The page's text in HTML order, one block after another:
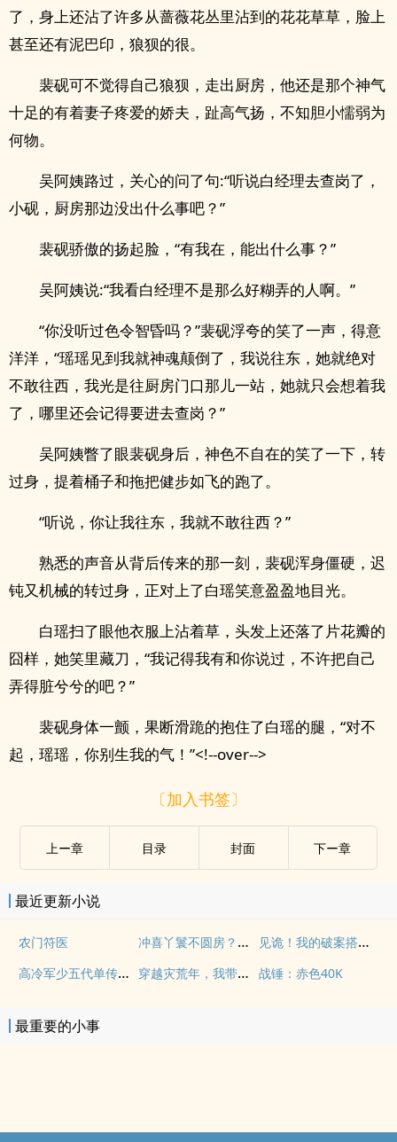
了，身上还沾了许多从蔷薇花丛里沾到的花花草草，脸上
甚至还有泥巴印，狼狈的很。
裴砚可不觉得自己狼狈，走出厨房，他还是那个神气
十足的有着妻子疼爱的娇夫，趾高气扬，不知胆小懦弱为
何物。
吴阿姨路过，关心的问了句:“听说白经理去查岗了，
小砚，厨房那边没出什么事吧？”
裴砚骄傲的扬起脸，“有我在，能出什么事？”
吴阿姨说:“我看白经理不是那么好糊弄的人啊。”
“你没听过色令智昏吗？”裴砚浮夸的笑了一声，得意
洋洋，“瑶瑶见到我就神魂颠倒了，我说往东，她就绝对
不敢往西，我光是往厨房门口那儿一站，她就只会想着我
了，哪里还会记得要进去查岗？”
吴阿姨瞥了眼裴砚身后，神色不自在的笑了一下，转
过身，提着桶子和拖把健步如飞的跑了。
“听说，你让我往东，我就不敢往西？”
熟悉的声音从背后传来的那一刻，裴砚浑身僵硬，迟
钝又机械的转过身，正对上了白瑶笑意盈盈地目光。
白瑶扫了眼他衣服上沾着草，头发上还落了片花瓣的
囧样，她笑里藏刀，“我记得我有和你说过，不许把自己
弄得脏兮兮的吧？”
裴砚身体一颤，果断滑跪的抱住了白瑶的腿，“对不
起，瑶瑶，你别生我的气！”<!--over-->
〔加入书签〕
上ー章 目录 封面 下ー章
最近更新小说
农门符医 冲喜丫鬟不圆房？病骨少爷急红眼
见诡！我的破案搭档非人类
高冷军少五代单传，我一连给他生五宝
穿越灾荒年，我带千亿物资救女儿 战锤：赤色40K
最重要的小事